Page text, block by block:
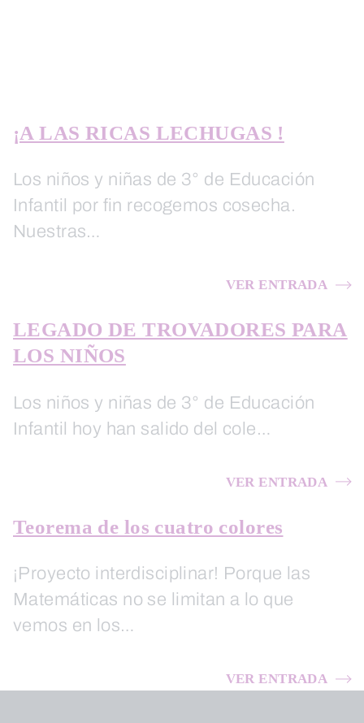
¡A LAS RICAS LECHUGAS !
Los niños y niñas de 3° de Educación
Infantil por fin recogemos cosecha.
Nuestras…
VER ENTRADA
LEGADO DE TROVADORES PARA
LOS NIÑOS
Los niños y niñas de 3° de Educación
Infantil hoy han salido del cole…
VER ENTRADA
Teorema de los cuatro colores
¡Proyecto interdisciplinar! Porque las
Matemáticas no se limitan a lo que
vemos en los…
VER ENTRADA